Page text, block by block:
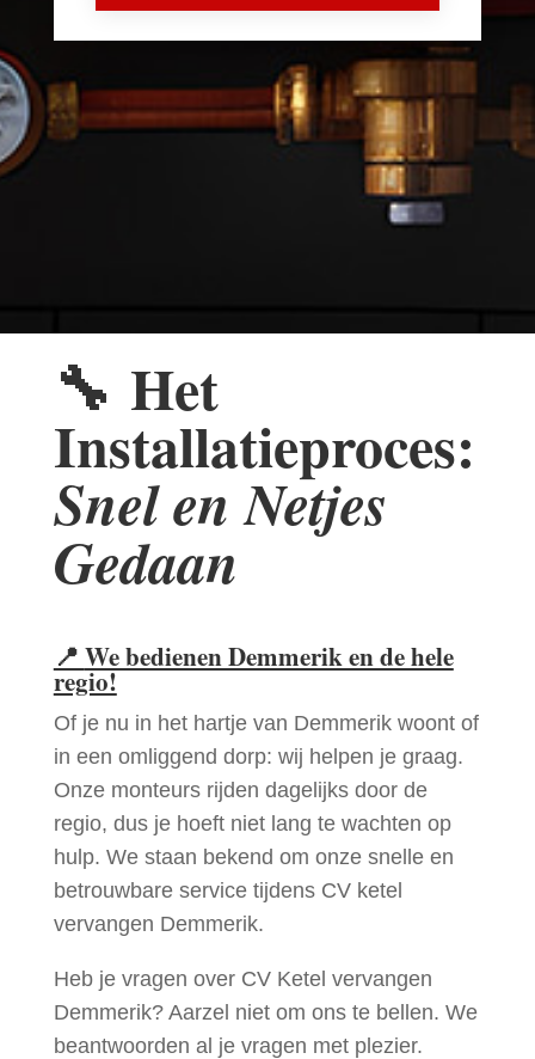
🔧 Het
Installatieproces:
Snel en Netjes
Gedaan
📍 We bedienen Demmerik en de hele
regio!
Of je nu in het hartje van Demmerik woont of
in een omliggend dorp: wij helpen je graag.
Onze monteurs rijden dagelijks door de
regio, dus je hoeft niet lang te wachten op
hulp. We staan bekend om onze snelle en
betrouwbare service tijdens CV ketel
vervangen Demmerik.
Heb je vragen over CV Ketel vervangen
Demmerik? Aarzel niet om ons te bellen. We
beantwoorden al je vragen met plezier.